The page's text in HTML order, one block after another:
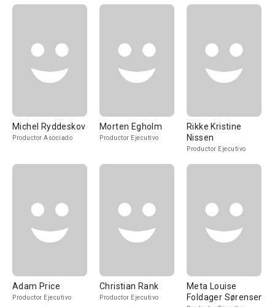
Michel Ryddeskov
Productor Asociado
Morten Egholm
Productor Ejecutivo
Rikke Kristine
Nissen
Productor Ejecutivo
Adam Price
Productor Ejecutivo
Christian Rank
Productor Ejecutivo
Meta Louise
Foldager Sørensen